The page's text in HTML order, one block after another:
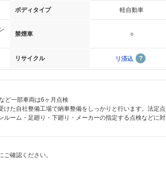
ボディタイプ 軽自動車
禁煙車 ○
リサイクル リ済込
ど一部車両は6ヶ月点検
けた自社整備工場で納車整備をしっかりと行います。法定点
ルーム・足廻り・下廻り・メーカーの指定する点検などに対
確認ください。